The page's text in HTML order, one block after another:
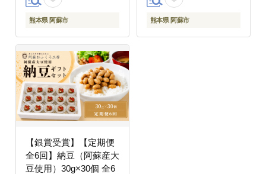
熊本県 阿蘇市
食品 美容 習慣 ヘルシ
ー 熊本県 阿蘇市
熊本県 阿蘇市
【銀賞受賞】【定期便
全6回】納豆（阿蘇産大
豆使用）30g×30個 全6